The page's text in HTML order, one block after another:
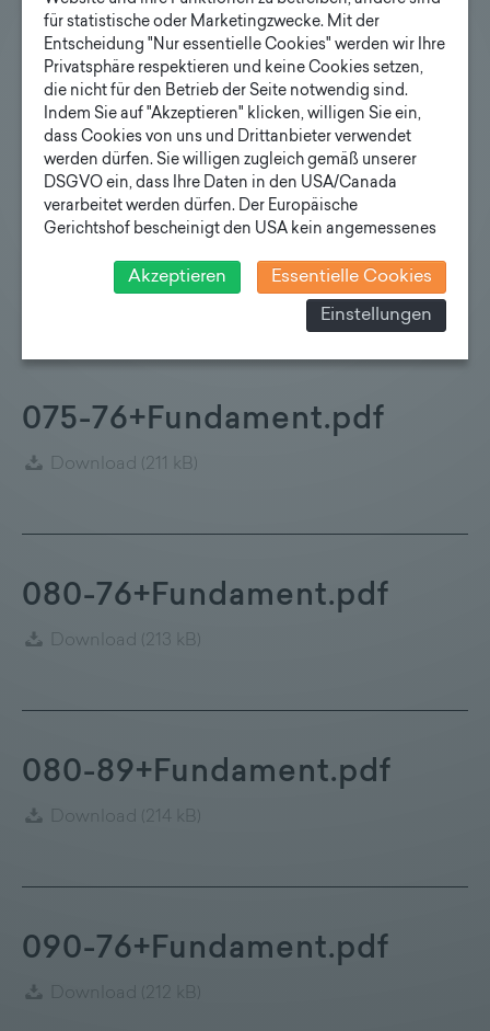
070-60+Fundament.pdf
Download (211 kB)
070-76+Fundament.pdf
Download (211 kB)
075-76+Fundament.pdf
Download (211 kB)
080-76+Fundament.pdf
Download (213 kB)
080-89+Fundament.pdf
Download (214 kB)
090-76+Fundament.pdf
Download (212 kB)
für statistische oder Marketingzwecke. Mit der
Entscheidung "Nur essentielle Cookies" werden wir Ihre
Privatsphäre respektieren und keine Cookies setzen,
die nicht für den Betrieb der Seite notwendig sind.
Indem Sie auf "Akzeptieren" klicken, willigen Sie ein,
dass Cookies von uns und Drittanbieter verwendet
werden dürfen. Sie willigen zugleich gemäß unserer
DSGVO ein, dass Ihre Daten in den USA/Canada
verarbeitet werden dürfen. Der Europäische
Gerichtshof bescheinigt den USA kein angemessenes
Risiko, dass ihre Daten durch US-Behörden, zu
Kontroll- und zu Überwachungszwecken, verarbeitet
werden und dagegen keine wirksamen Rechtsbehelfe
Bildschirmrand ein Cookie-Icon wo Sie jederzeit Ihre
Weitere Infomationen finden Sie hier:
Akzeptieren Essentielle Cookies
Einstellungen